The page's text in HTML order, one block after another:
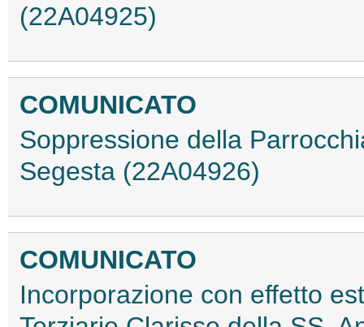
(22A04925)
COMUNICATO
Soppressione della
Segesta (22A04926)
COMUNICATO
Incorporazione con effetto